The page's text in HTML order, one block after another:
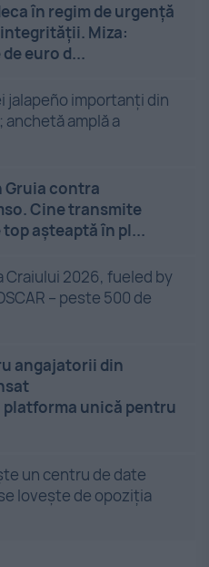
în regim de urgență
Miza:
euro d...
jalapeño importanți din
anchetă amplă a
Gruia contra
Cine transmite
așteaptă în pl...
Craiului 2026, fueled by
– peste 500 de
angajatorii din
unică pentru
un centru de date
lovește de opoziția